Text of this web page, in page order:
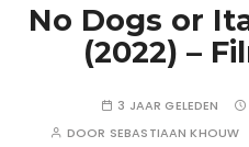
No Dogs or
(2022) –
3 JAAR GELEDEN
DOOR SEBASTIAAN KHOUW